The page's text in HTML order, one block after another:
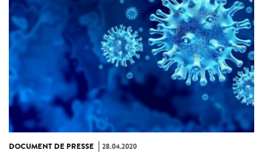
DOCUMENT DE PRESSE 28.04.2020